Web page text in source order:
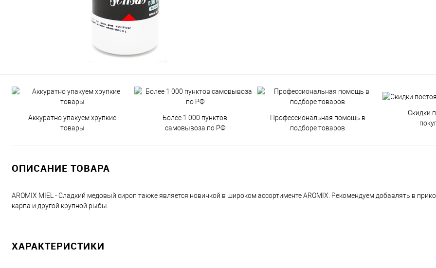
Аккуратно упакуем хрупкие
товары
Более 1 000 пунктов
самовывоза по РФ
Профессиональная помощь в
подборе товаров
Скидки
ОПИСАНИЕ ТОВАРА
AROMIX MIEL - Сладкий медовый сироп также является новинкой в широком ассортименте AROMIX. Рекомендуем добавлять в
карпа и другой крупной рыбы.
ХАРАКТЕРИСТИКИ